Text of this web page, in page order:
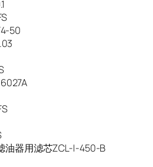
50
油器用滤芯ZCL-I-450-B